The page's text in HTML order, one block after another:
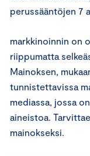
perussääntöjen 7
markkinoinnin on
riippumatta
Mainoksen,
tunnistettavissa
mediassa, jossa
aineistoa.
mainokseksi.